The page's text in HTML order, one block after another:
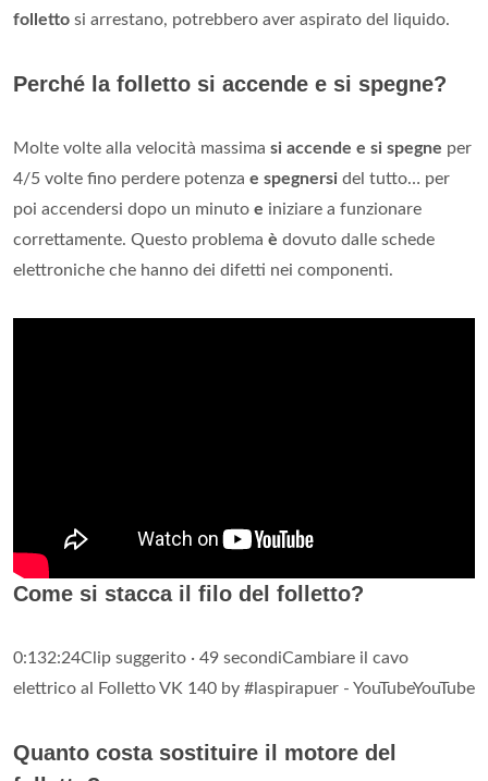
folletto si arrestano, potrebbero aver aspirato del liquido.
Perché la folletto si accende e si spegne?
Molte volte alla velocità massima si accende e si spegne per
4/5 volte fino perdere potenza e spegnersi del tutto… per
poi accendersi dopo un minuto e iniziare a funzionare
correttamente. Questo problema è dovuto dalle schede
elettroniche che hanno dei difetti nei componenti.
Come si stacca il filo del folletto?
0:132:24Clip suggerito · 49 secondiCambiare il cavo
elettrico al Folletto VK 140 by #laspirapuer - YouTubeYouTube
Quanto costa sostituire il motore del